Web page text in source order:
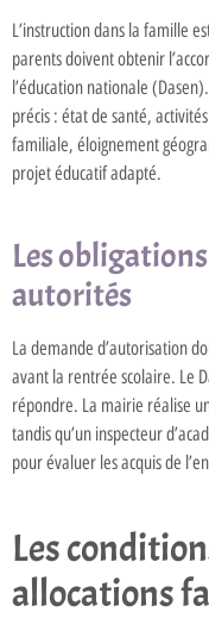
L’instruction dans la famille
parents doivent obtenir
l’éducation nationale
précis : état de santé,
familiale, éloignement
projet éducatif adapté.
Les
autorités
La demande d’autorisation
avant la rentrée scolaire. Le
répondre. La mairie réalise
tandis qu’un inspecteur
pour évaluer les acquis de
Les
allocations